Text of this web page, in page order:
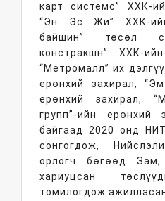
карт системс” ХХК-
“Эн Эс Жи” ХХК-
байшин” төсөл
констракшн” ХХК-
“Метромалл” их
ерөнхий захирал,
ерөнхий захирал,
групп”-ийн ерөнхий
байгаад 2020 онд
сонгогдож,
орлогч бөгөөд Зам,
хариуцсан
томилогдож